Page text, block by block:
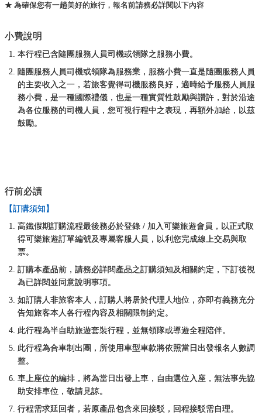
★ 為確保您有一趟美好的旅行，報名前請務必詳閱以下內容
小費說明
本行程已含隨團服務人員司機或領隊之服務小費。
隨團服務人員司機或領隊為服務業，服務小費一直是隨團服務人員
的主要收入之一，若旅客覺得司機服務良好，適時給予服務人員服
務小費，是一種國際禮儀，也是一種實質性鼓勵與讚許，對於沿途
為各位服務的司機人員，您可視行程中之表現，再額外加給，以茲
鼓勵。
行前必讀
【訂購須知】
高鐵假期訂購流程最後務必於登錄 / 加入可樂旅遊會員，以正式取
得可樂旅遊訂單編號及專屬客服人員，以利您完成線上交易與取
票。
訂購本產品前，請務必詳閱產品之訂購須知及相關約定，下訂後視
為已詳閱並同意說明事項。
如訂購人非旅客本人，訂購人將居於代理人地位，亦即有義務充分
告知旅客本人各行程內容及相關限制約定。
此行程為半自助旅遊套裝行程，並無領隊或導遊全程陪伴。
此行程為合車制出團，所使用車型車款將依照當日出發報名人數調
整。
車上座位的編排，將為當日出發上車，自由選位入座，無法事先協
助安排車位，敬請見諒。
行程需求延回者，若原產品包含來回接駁，回程接駁需自理。